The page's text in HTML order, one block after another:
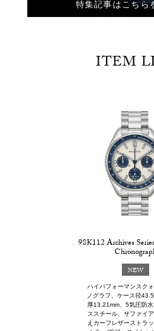
ITEM
98K112 Archives
NEW
ハイパフォーマンスク
ノグラフ、ケース径
厚13.21mm、5気圧防
ススチール、サファイ
えカーフレザーストラ